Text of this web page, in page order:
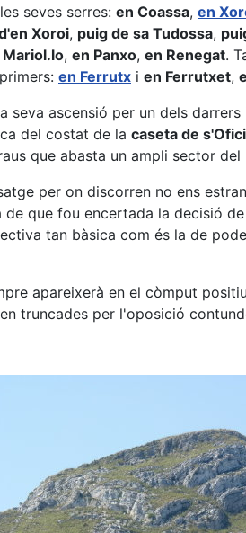
seves serres: en Coassa, en
Xoroi, puig de sa Tudossa,
Mariol.lo, en Panxo, en Renegat.
en Ferrutx i en Ferrutxet,
seva ascensió per un dels
del costat de la caseta de
que abasta un ampli sector
per on discorren no ens
que fou encertada la decisió
tan bàsica com és la de
apareixerà en el còmput
truncades per l'oposició